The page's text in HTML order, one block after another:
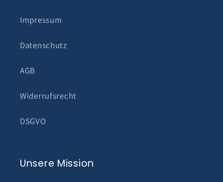
Impressum
Datenschutz
AGB
Widerrufsrecht
DSGVO
Unsere Mission